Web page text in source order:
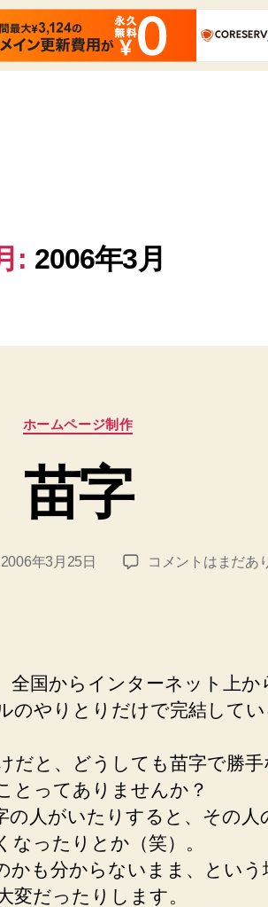
: 2006年3月
テ
リ
ー
ホームページ制作
苗字
2006年3月25日
苗
コメントはまだあ
全国からインターネット上か
のやりとりだけで完結して
だと、どうしても苗字で勝手
とってありませんか？
の人がいたりすると、その人
なったりとか（笑）。
かも分からないまま、という
変だったりします。